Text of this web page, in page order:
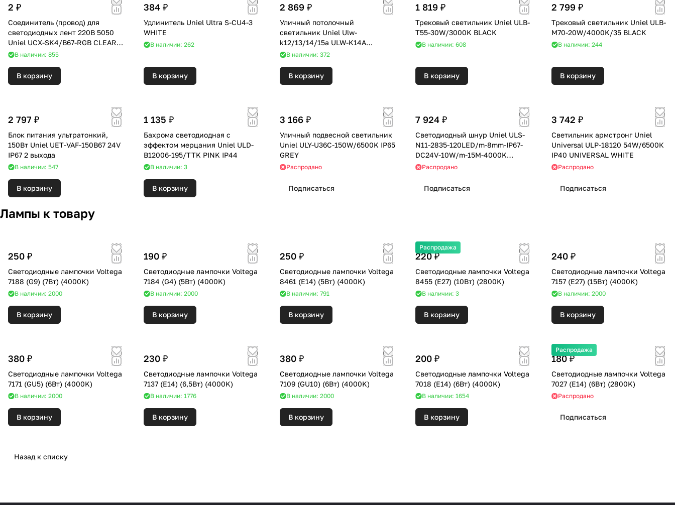
2 ₽
Соединитель (провод) для
светодиодных лент 220В 5050
Uniel UCX-SK4/B67-RGB CLEAR
005 POLYBAG
В наличии: 855
В корзину
384 ₽
Удлинитель Uniel Ultra S-CU4-3
WHITE
В наличии: 262
В корзину
2 869 ₽
Уличный потолочный
светильник Uniel Ulw-
k12/13/14/15a ULW-K14A
20W/5000K IP65 WHITE
В наличии: 372
В корзину
1 819 ₽
Трековый светильник Uniel ULB-
T55-30W/3000K BLACK
В наличии: 608
В корзину
2 799 ₽
Трековый светильник Uniel ULB-
M70-20W/4000K/35 BLACK
В наличии: 244
В корзину
2 797 ₽
Блок питания ультратонкий,
150Вт Uniel UET-VAF-150B67 24V
IP67 2 выхода
В наличии: 547
В корзину
1 135 ₽
Бахрома светодиодная с
эффектом мерцания Uniel ULD-
B12006-195/TTK PINK IP44
В наличии: 3
В корзину
3 166 ₽
Уличный подвесной светильник
Uniel ULY-U36C-150W/6500K IP65
GREY
Распродано
Подписаться
7 924 ₽
Светодиодный шнур Uniel ULS-
N11-2835-120LED/m-8mm-IP67-
DC24V-10W/m-15M-4000K
катушка в герметичной
Распродано
Подписаться
3 742 ₽
Светильник армстронг Uniel
Universal ULP-18120 54W/6500К
IP40 UNIVERSAL WHITE
Распродано
Подписаться
Лампы к товару
250 ₽
Светодиодные лампочки Voltega
7188 (G9) (7Вт) (4000K)
В наличии: 2000
В корзину
190 ₽
Светодиодные лампочки Voltega
7184 (G4) (5Вт) (4000K)
В наличии: 2000
В корзину
250 ₽
Светодиодные лампочки Voltega
8461 (E14) (5Вт) (4000K)
В наличии: 791
В корзину
Распродажа
220 ₽
Светодиодные лампочки Voltega
8455 (E27) (10Вт) (2800K)
В наличии: 3
В корзину
240 ₽
Светодиодные лампочки Voltega
7157 (E27) (15Вт) (4000K)
В наличии: 2000
В корзину
380 ₽
Светодиодные лампочки Voltega
7171 (GU5) (6Вт) (4000K)
В наличии: 2000
В корзину
230 ₽
Светодиодные лампочки Voltega
7137 (E14) (6,5Вт) (4000K)
В наличии: 1776
В корзину
380 ₽
Светодиодные лампочки Voltega
7109 (GU10) (6Вт) (4000K)
В наличии: 2000
В корзину
200 ₽
Светодиодные лампочки Voltega
7018 (E14) (6Вт) (4000K)
В наличии: 1654
В корзину
Распродажа
180 ₽
Светодиодные лампочки Voltega
7027 (E14) (6Вт) (2800K)
Распродано
Подписаться
Назад к списку